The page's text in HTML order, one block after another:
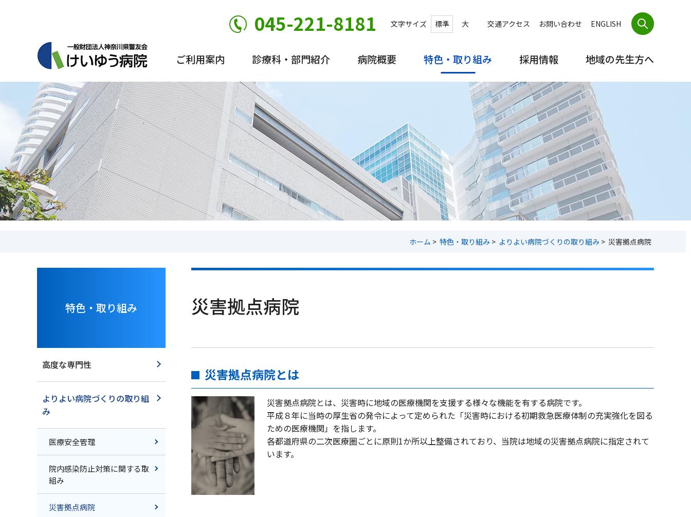
ビ
ー
ゲ
シ
045-221-8181 文字サイズ 標準 大 交通アクセス お問い合わせ ENGLISH
ご利用案内 診療科・部門紹介 病院概要 特色・取り組み 採用情報 地域の先生方へ
ホーム > 特色・取り組み > よりよい病院づくりの取り組み > 災害拠点病院
災害拠点病院
災害拠点病院とは
災害拠点病院とは、災害時に地域の医療機関を支援する様々な機能を有する病院です。
平成８年に当時の厚生省の発令によって定められた「災害時における初期救急医療体制の充実強化を図る
ための医療機関」を指します。
各都道府県の二次医療圏ごとに原則1か所以上整備されており、当院は地域の災害拠点病院に指定されて
います。
特色・取り組み
高度な専門性
よりよい病院づくりの取り組
み
医療安全管理
院内感染防止対策に関する取
組み
災害拠点病院